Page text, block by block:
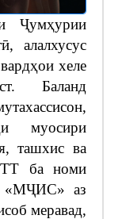
Ҷумҳурии
алалхусус
хеле
Баланд
муосири
ташхис ва
ба номи
«МҶИС» аз
меравад,